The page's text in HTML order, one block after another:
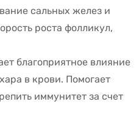
сальных желез и
роста фолликул,
благоприятное влияние
в крови. Помогает
иммунитет за счет